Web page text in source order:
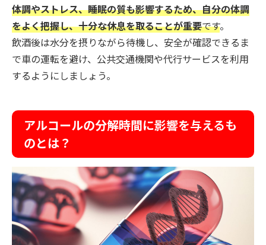
体調やストレス、睡眠の質も影響するため、自分の体調
をよく把握し、十分な休息を取ることが重要です。
飲酒後は水分を摂りながら待機し、安全が確認できるま
で車の運転を避け、公共交通機関や代行サービスを利用
するようにしましょう。
アルコールの分解時間に影響を与えるも
のとは？